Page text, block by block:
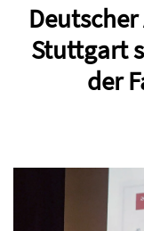
Stuttgart
der